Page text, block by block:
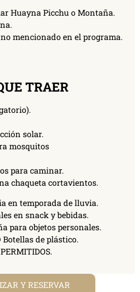
Huayna Picchu o Montaña.
mencionado en el programa.
TRAER
solar.
mosquitos
para caminar.
chaqueta cortavientos.
en temporada de lluvia.
en snack y bebidas.
para objetos personales.
Botellas de plástico.
Y RESERVAR